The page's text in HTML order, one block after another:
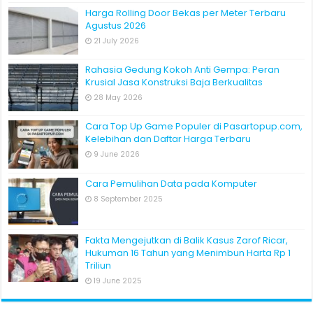
Harga Rolling Door Bekas per Meter Terbaru
Agustus 2026
21 July 2026
Rahasia Gedung Kokoh Anti Gempa: Peran
Krusial Jasa Konstruksi Baja Berkualitas
28 May 2026
Cara Top Up Game Populer di Pasartopup.com,
Kelebihan dan Daftar Harga Terbaru
9 June 2026
Cara Pemulihan Data pada Komputer
8 September 2025
Fakta Mengejutkan di Balik Kasus Zarof Ricar,
Hukuman 16 Tahun yang Menimbun Harta Rp 1
Triliun
19 June 2025